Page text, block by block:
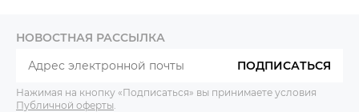
НОВОСТНАЯ РАССЫЛКА
ПОДПИСАТЬСЯ
Нажимая на кнопку «Подписаться» вы принимаете условия
Публичной оферты